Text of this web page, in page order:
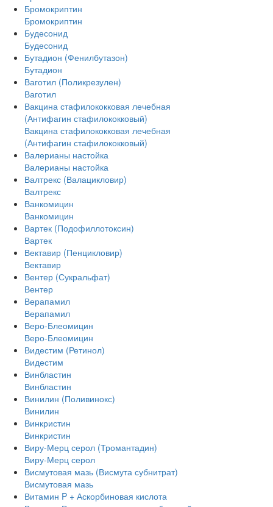
Бромокриптин
Бромокриптин
Будесонид
Будесонид
Бутадион (Фенилбутазон)
Бутадион
Ваготил (Поликрезулен)
Ваготил
Вакцина стафилококковая лечебная
(Антифагин стафилококковый)
Вакцина стафилококковая лечебная
(Антифагин стафилококковый)
Валерианы настойка
Валерианы настойка
Валтрекс (Валацикловир)
Валтрекс
Ванкомицин
Ванкомицин
Вартек (Подофиллотоксин)
Вартек
Вектавир (Пенцикловир)
Вектавир
Вентер (Сукральфат)
Вентер
Верапамил
Верапамил
Веро-Блеомицин
Веро-Блеомицин
Видестим (Ретинол)
Видестим
Винбластин
Винбластин
Винилин (Поливинокс)
Винилин
Винкристин
Винкристин
Виру-Мерц серол (Тромантадин)
Виру-Мерц серол
Висмутовая мазь (Висмута субнитрат)
Висмутовая мазь
Витамин P + Аскорбиновая кислота